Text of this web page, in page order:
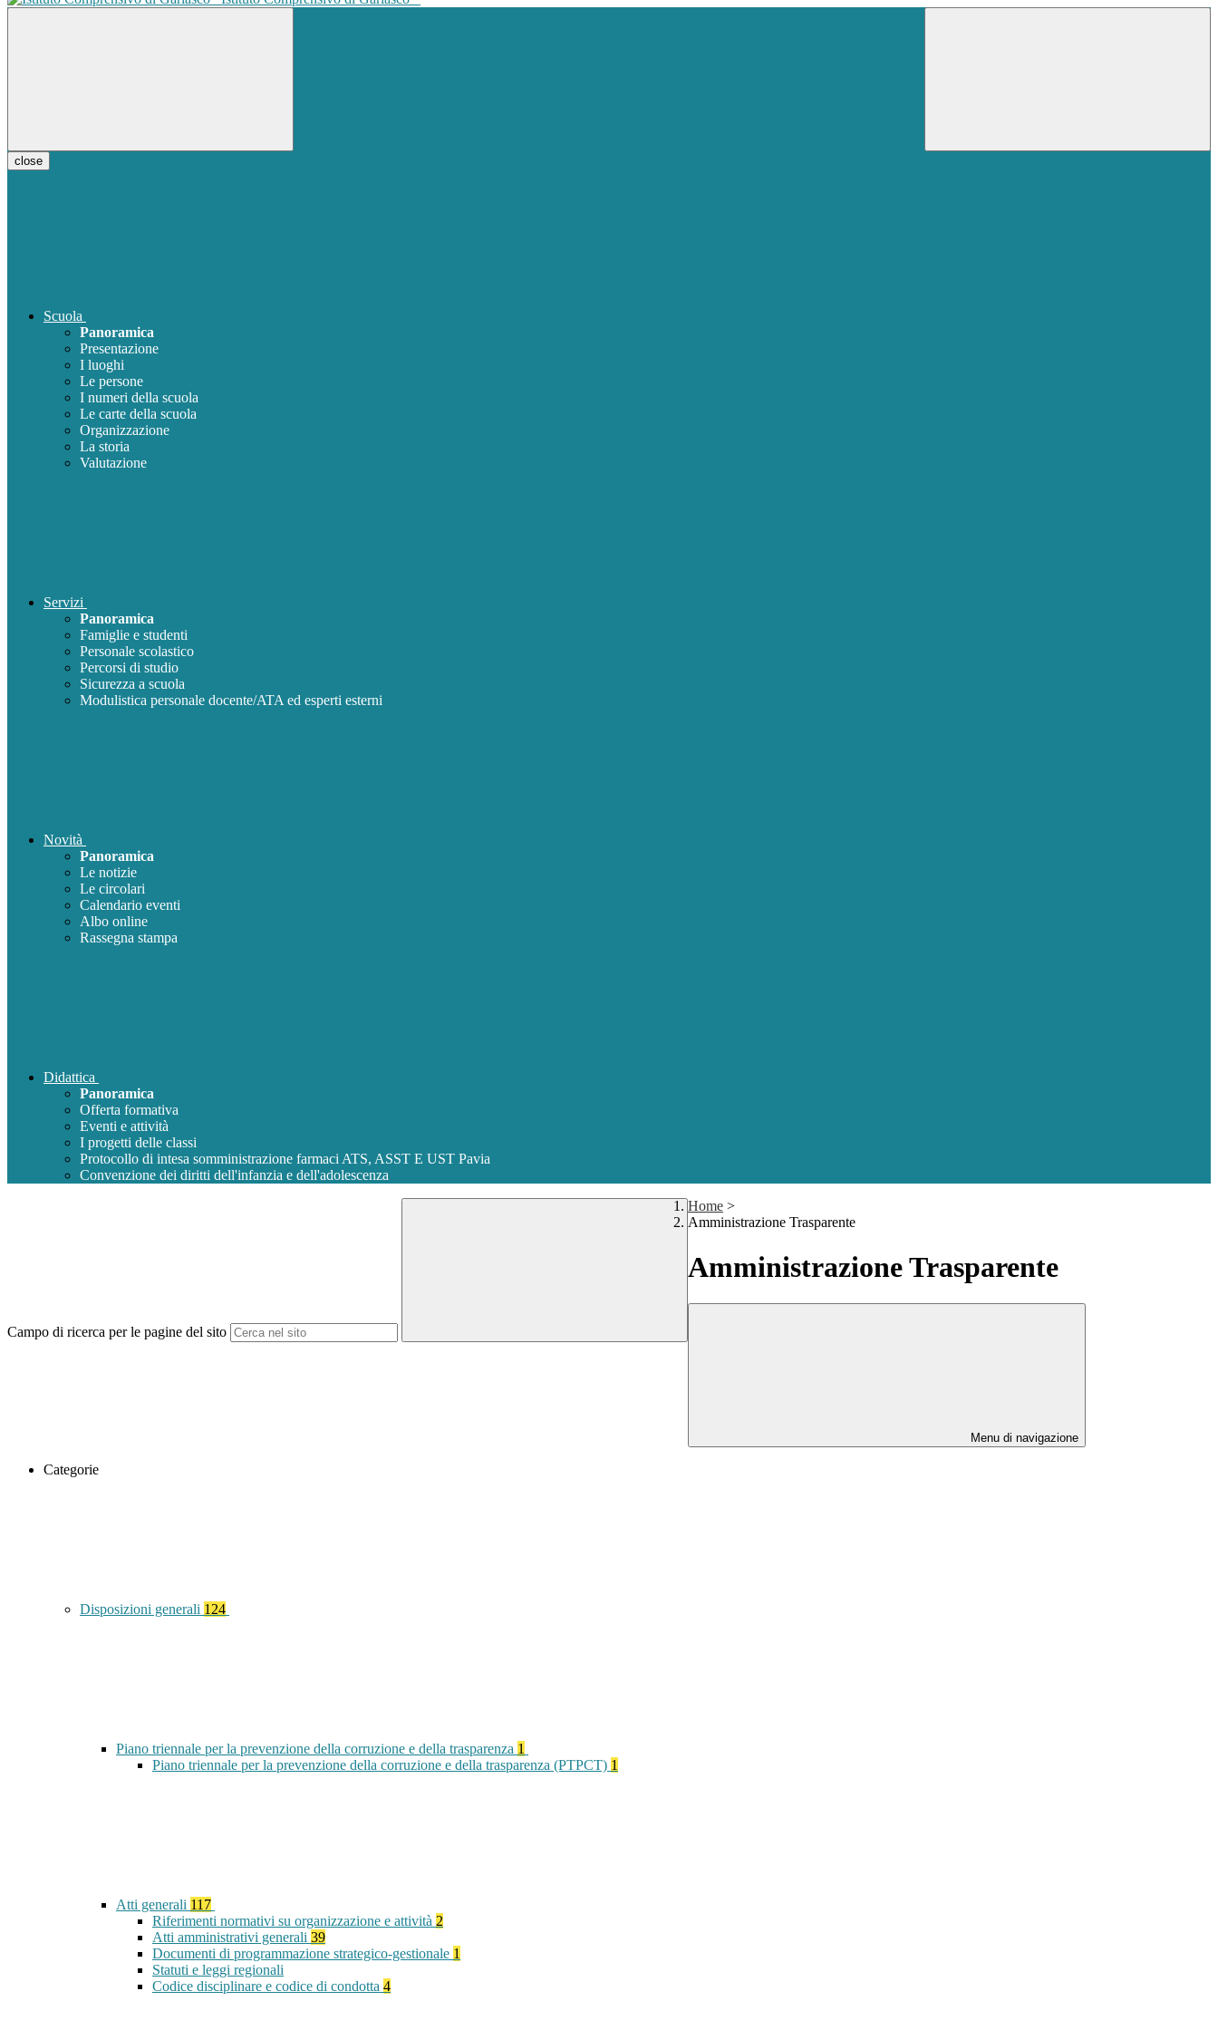
close
Scuola
Panoramica
Presentazione
I luoghi
Le persone
I numeri della scuola
Le carte della scuola
Organizzazione
La storia
Valutazione
Servizi
Panoramica
Famiglie e studenti
Personale scolastico
Percorsi di studio
Sicurezza a scuola
Modulistica personale docente/ATA ed esperti esterni
Novità
Panoramica
Le notizie
Le circolari
Calendario eventi
Albo online
Rassegna stampa
Didattica
Panoramica
Offerta formativa
Eventi e attività
I progetti delle classi
Protocollo di intesa somministrazione farmaci ATS, ASST E UST Pavia
Convenzione dei diritti dell'infanzia e dell'adolescenza
Campo di ricerca per le pagine del sito
Home >
Amministrazione Trasparente
Amministrazione Trasparente
Menu di navigazione
Categorie
Disposizioni generali 124
Piano triennale per la prevenzione della corruzione e della trasparenza 1
Piano triennale per la prevenzione della corruzione e della trasparenza (PTPCT) 1
Atti generali 117
Riferimenti normativi su organizzazione e attività 2
Atti amministrativi generali 39
Documenti di programmazione strategico-gestionale 1
Statuti e leggi regionali
Codice disciplinare e codice di condotta 4